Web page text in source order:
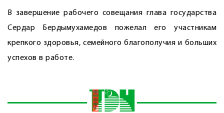
В завершение рабочего совещания глава государства
Сердар Бердымухамедов пожелал его участникам
крепкого здоровья, семейного благополучия и больших
успехов в работе.